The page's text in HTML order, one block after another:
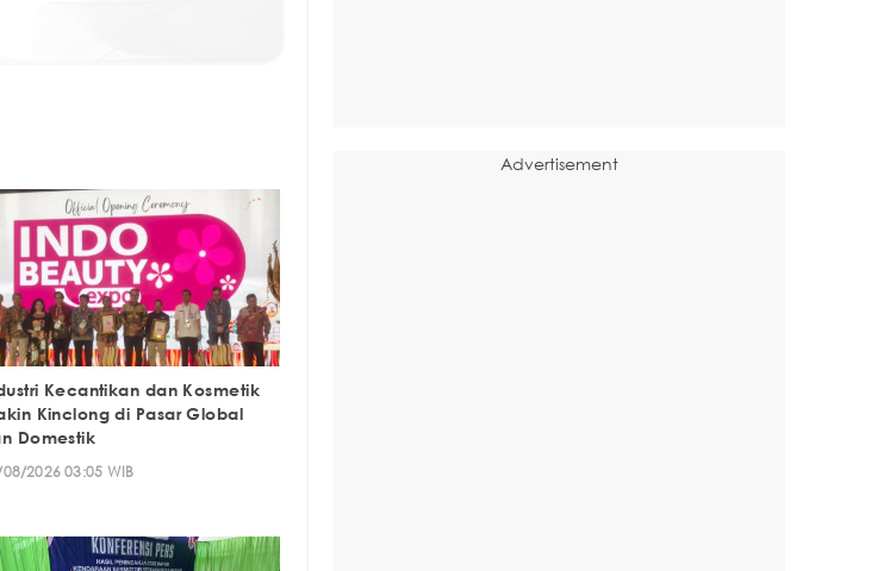
Kecantikan dan Kosmetik
Kinclong di Pasar Global
Domestik
2026 03:05 WIB
Advertisement